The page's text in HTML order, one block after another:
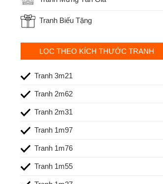
Tranh Biếu Tặng
LỌC THEO KÍCH THƯỚC TRANH
Tranh 3m21
Tranh 2m62
Tranh 2m31
Tranh 1m97
Tranh 1m76
Tranh 1m55